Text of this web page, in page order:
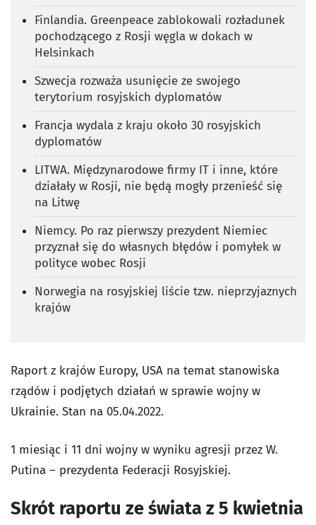
Finlandia. Greenpeace zablokowali rozładunek
pochodzącego z Rosji węgla w dokach w
Helsinkach
Szwecja rozważa usunięcie ze swojego
terytorium rosyjskich dyplomatów
Francja wydala z kraju około 30 rosyjskich
dyplomatów
LITWA. Międzynarodowe firmy IT i inne, które
działały w Rosji, nie będą mogły przenieść się
na Litwę
Niemcy. Po raz pierwszy prezydent Niemiec
przyznał się do własnych błędów i pomyłek w
polityce wobec Rosji
Norwegia na rosyjskiej liście tzw. nieprzyjaznych
krajów
Raport z krajów Europy, USA na temat stanowiska
rządów i podjętych działań w sprawie wojny w
Ukrainie. Stan na 05.04.2022.
1 miesiąc i 11 dni wojny w wyniku agresji przez W.
Putina – prezydenta Federacji Rosyjskiej.
Skrót raportu ze świata z 5 kwietnia